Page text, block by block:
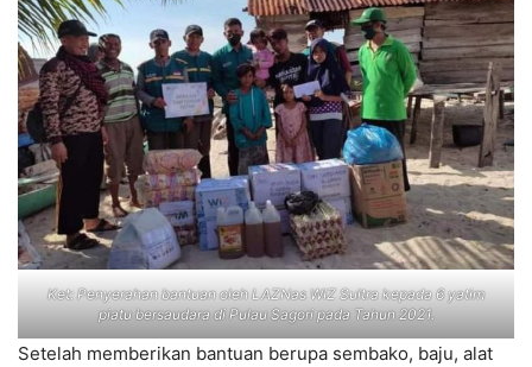
Ket: Penyerahan bantuan oleh LAZNas WIZ Sultra kepada 6 yatim
piatu bersaudara di Pulau Sagori pada Tahun 2021.
Setelah memberikan bantuan berupa sembako, baju, alat